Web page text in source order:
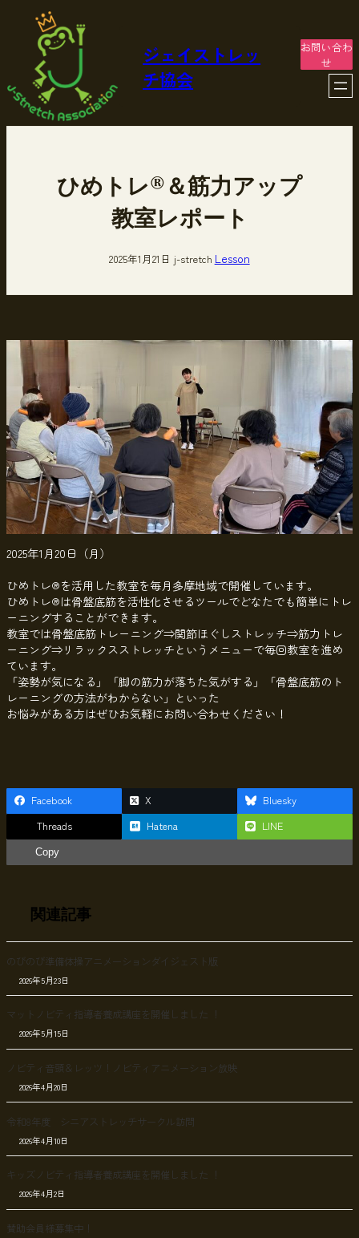
ッ
ジェイストレッ
チ協会
お問い合わ
せ
ひめトレ®＆筋力アップ
教室レポート
2025年1月21日 j-stretch Lesson
2025年1月20日（月）
ひめトレ®を活用した教室を毎月多摩地域で開催しています。
ひめトレ®は骨盤底筋を活性化させるツールでどなたでも簡単にトレ
ーニングすることができます。
教室では骨盤底筋トレーニング⇒関節ほぐしストレッチ⇒筋力トレ
ーニング⇒リラックスストレッチというメニューで毎回教室を進め
ています。
「姿勢が気になる」「脚の筋力が落ちた気がする」「骨盤底筋のト
レーニングの方法がわからない」といった
お悩みがある方はぜひお気軽にお問い合わせください！
Facebook X
Bluesky
Threads
Hatena LINE
Copy
関連記事
のびのび準備体操アニメーションダイジェスト版
2026年5月23日
マットノビティ指導者養成講座を開催しました ！
2026年5月15日
ノビティ音頭＆レッツ！ノビティアニメーション放映
2026年4月20日
令和8年度 シニアストレッチサークル訪問
2026年4月10日
キッズノビティ指導者養成講座を開催しました ！
2026年4月2日
賛助会員様募集中！